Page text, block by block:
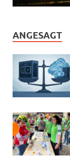
ANGESAGT